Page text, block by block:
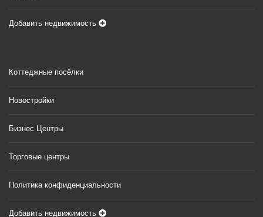
Добавить недвижимость
Коттеджные посёлки
Новостройки
Бизнес Центры
Торговые центры
Политика конфиденциальности
Добавить недвижимость